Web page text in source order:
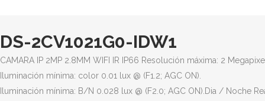
DS-2CV1021G0-IDW1
CAMARA IP 2MP 2.8MM WIFI IR IP66 Resolución máxima: 2
Iluminación mínima: color 0.01 lux @ (F1.2; AGC ON).
Iluminación mínima: B/N 0.028 lux @ (F2.0; AGC ON).Dia / Noche